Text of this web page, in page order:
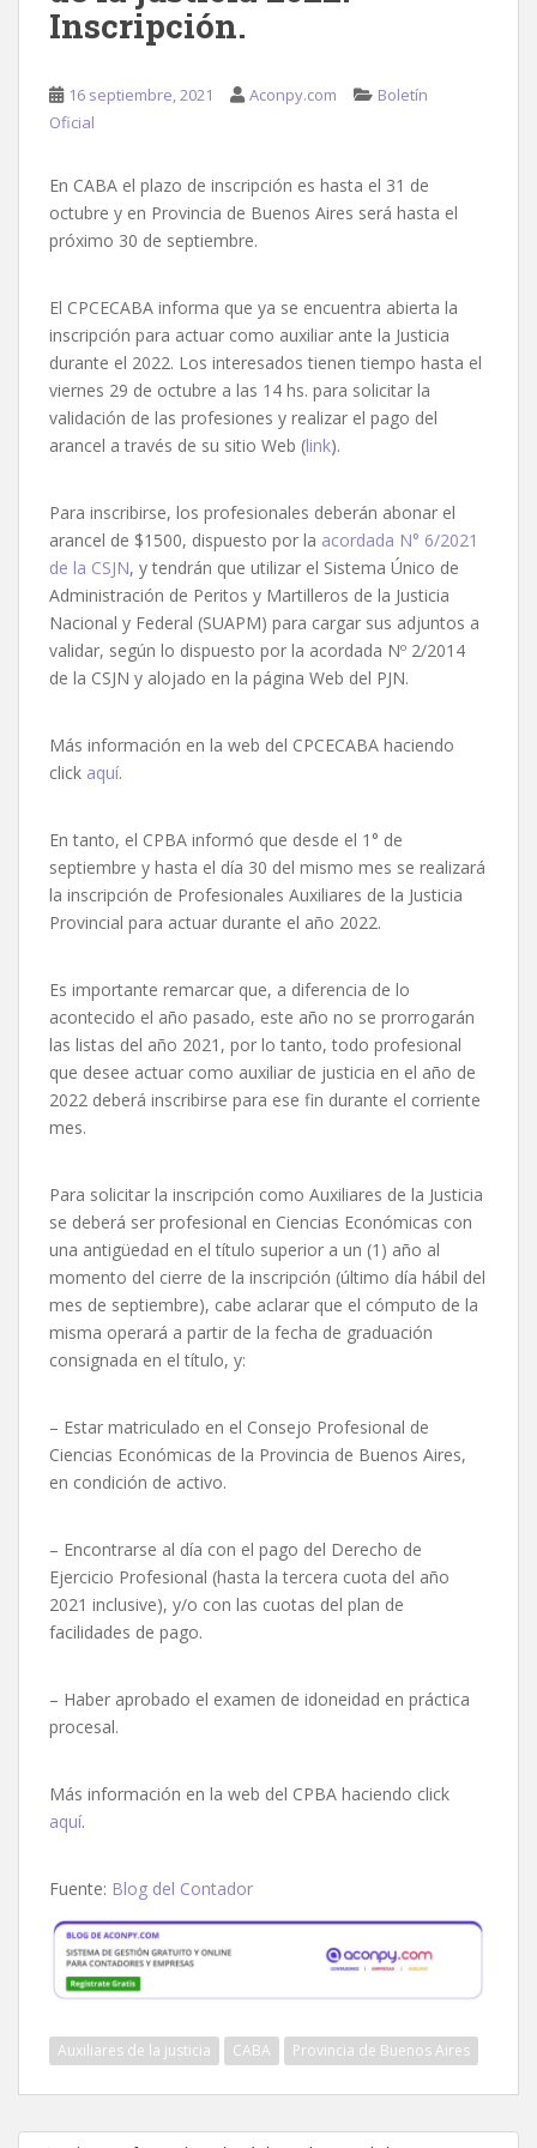
Inscripción.
16 septiembre, 2021 Aconpy.com
Boletín
Oficial
En CABA el plazo de inscripción es hasta el 31 de
octubre y en Provincia de Buenos Aires será hasta el
próximo 30 de septiembre.
El CPCECABA informa que ya se encuentra abierta la
inscripción para actuar como auxiliar ante la Justicia
durante el 2022. Los interesados tienen tiempo hasta el
viernes 29 de octubre a las 14 hs. para solicitar la
validación de las profesiones y realizar el pago del
arancel a través de su sitio Web (link).
Para inscribirse, los profesionales deberán abonar el
arancel de $1500, dispuesto por la acordada N° 6/2021
de la CSJN, y tendrán que utilizar el Sistema Único de
Administración de Peritos y Martilleros de la Justicia
Nacional y Federal (SUAPM) para cargar sus adjuntos a
validar, según lo dispuesto por la acordada Nº 2/2014
de la CSJN y alojado en la página Web del PJN.
Más información en la web del CPCECABA haciendo
click aquí.
En tanto, el CPBA informó que desde el 1° de
septiembre y hasta el día 30 del mismo mes se realizará
la inscripción de Profesionales Auxiliares de la Justicia
Provincial para actuar durante el año 2022.
Es importante remarcar que, a diferencia de lo
acontecido el año pasado, este año no se prorrogarán
las listas del año 2021, por lo tanto, todo profesional
que desee actuar como auxiliar de justicia en el año de
2022 deberá inscribirse para ese fin durante el corriente
mes.
Para solicitar la inscripción como Auxiliares de la Justicia
se deberá ser profesional en Ciencias Económicas con
una antigüedad en el título superior a un (1) año al
momento del cierre de la inscripción (último día hábil del
mes de septiembre), cabe aclarar que el cómputo de la
misma operará a partir de la fecha de graduación
consignada en el título, y:
– Estar matriculado en el Consejo Profesional de
Ciencias Económicas de la Provincia de Buenos Aires,
en condición de activo.
– Encontrarse al día con el pago del Derecho de
Ejercicio Profesional (hasta la tercera cuota del año
2021 inclusive), y/o con las cuotas del plan de
facilidades de pago.
– Haber aprobado el examen de idoneidad en práctica
procesal.
Más información en la web del CPBA haciendo click
aquí.
Fuente: Blog del Contador
Auxiliares de la justicia CABA Provincia de Buenos Aires